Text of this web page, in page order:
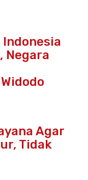
Negara
Agar
Tidak